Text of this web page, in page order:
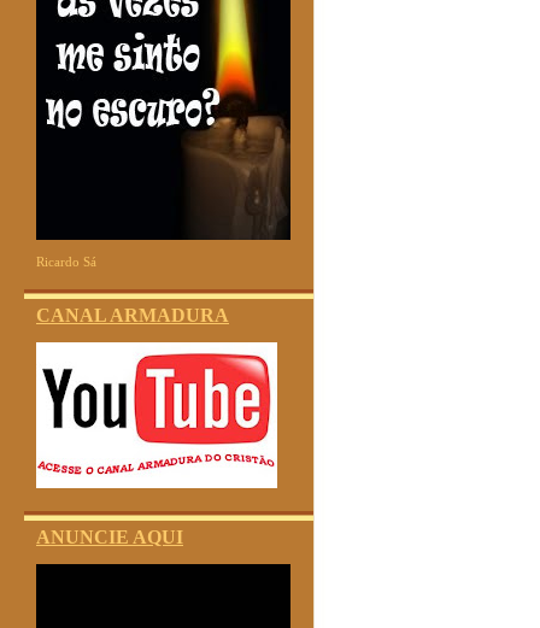
Ricardo Sá
CANAL ARMADURA
ANUNCIE AQUI